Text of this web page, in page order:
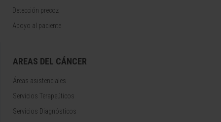
Detección precoz
Apoyo al paciente
AREAS DEL CÁNCER
Áreas asistenciales
Servicios Terapeúticos
Servicios Diagnósticos